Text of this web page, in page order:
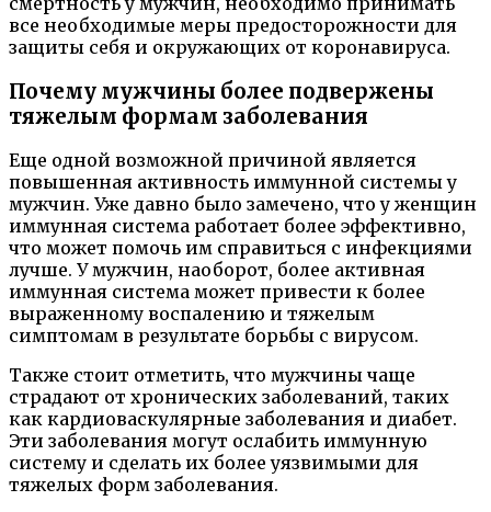
все необходимые меры предосторожности для
защиты себя и окружающих от коронавируса.
Почему мужчины более подвержены
тяжелым формам заболевания
Еще одной возможной причиной является
повышенная активность иммунной системы у
мужчин. Уже давно было замечено, что у женщин
иммунная система работает более эффективно,
что может помочь им справиться с инфекциями
лучше. У мужчин, наоборот, более активная
иммунная система может привести к более
выраженному воспалению и тяжелым
симптомам в результате борьбы с вирусом.
Также стоит отметить, что мужчины чаще
страдают от хронических заболеваний, таких
как кардиоваскулярные заболевания и диабет.
Эти заболевания могут ослабить иммунную
систему и сделать их более уязвимыми для
тяжелых форм заболевания.